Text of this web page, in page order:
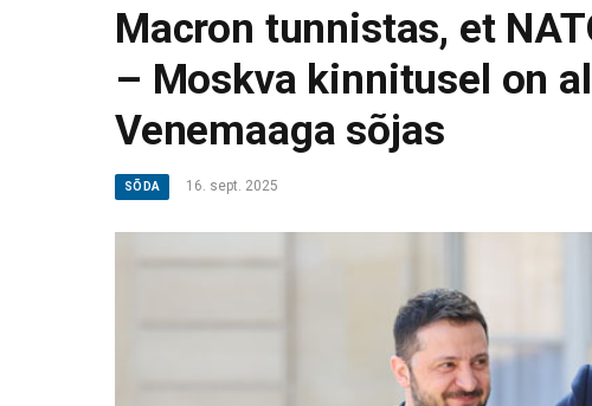
Macron tunnistas, et
– Moskva kinnitusel on
Venemaaga sõjas
SÕDA 16. sept. 2025